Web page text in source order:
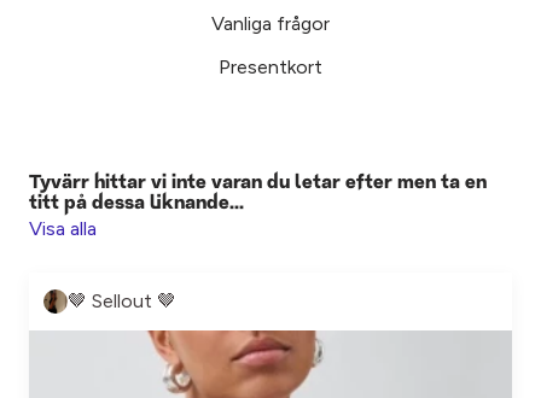
Vanliga frågor
Presentkort
Tyvärr hittar vi inte varan du letar efter men ta en
titt på dessa liknande...
Visa alla
🤎 Sellout 🤎